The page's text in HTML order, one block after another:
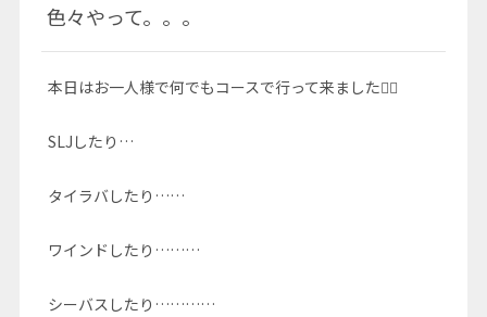
色々やって。。。
本日はお一人様で何でもコースで行って来ました🚣‍♀️
SLJしたり…
タイラバしたり……
ワインドしたり………
シーバスしたり…………